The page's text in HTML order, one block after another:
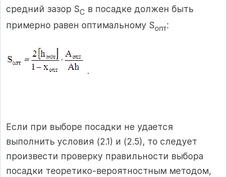
средний зазор SC в посадке должен быть
примерно равен оптимальному Sопт:
.
Если при выборе посадки не удается
выполнить условия (2.1) и (2.5), то следует
произвести проверку правильности выбора
посадки теоретико-вероятностным методом,